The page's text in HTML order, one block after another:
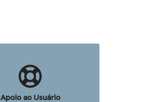
Apoio ao Usuário